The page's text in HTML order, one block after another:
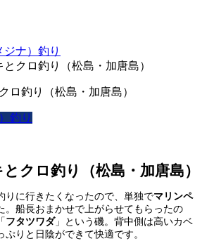
ジナ）釣り
クロ釣り（松島・加唐島）
釣り
クロ釣り（松島・加唐島）
りに行きたくなったので、単独でマリンペ
。船長おまかせで上がらせてもらったの
フタツワダ」という磯。背中側は高いカベ
りと日陰ができて快適です。